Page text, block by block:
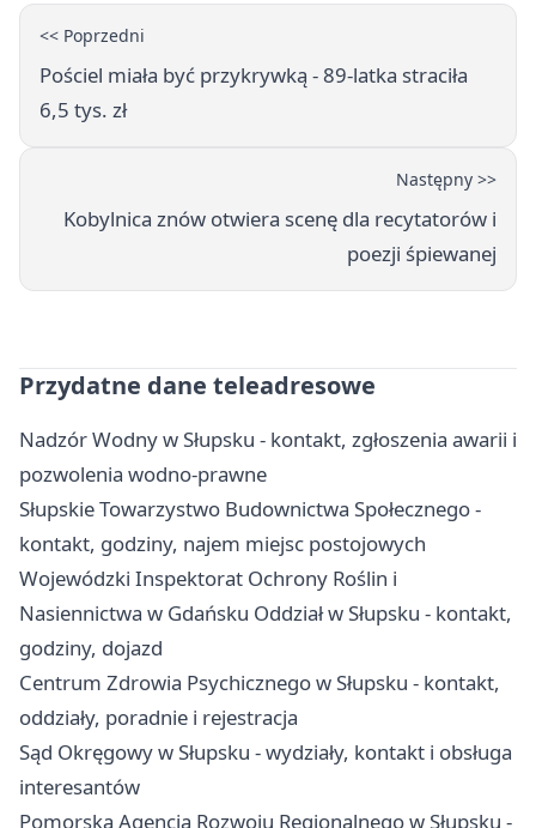
<< Poprzedni
Pościel miała być przykrywką - 89-latka straciła
6,5 tys. zł
Następny >>
Kobylnica znów otwiera scenę dla recytatorów i
poezji śpiewanej
Przydatne dane teleadresowe
Nadzór Wodny w Słupsku - kontakt, zgłoszenia awarii i
pozwolenia wodno-prawne
Słupskie Towarzystwo Budownictwa Społecznego -
kontakt, godziny, najem miejsc postojowych
Wojewódzki Inspektorat Ochrony Roślin i
Nasiennictwa w Gdańsku Oddział w Słupsku - kontakt,
godziny, dojazd
Centrum Zdrowia Psychicznego w Słupsku - kontakt,
oddziały, poradnie i rejestracja
Sąd Okręgowy w Słupsku - wydziały, kontakt i obsługa
interesantów
Pomorska Agencja Rozwoju Regionalnego w Słupsku -